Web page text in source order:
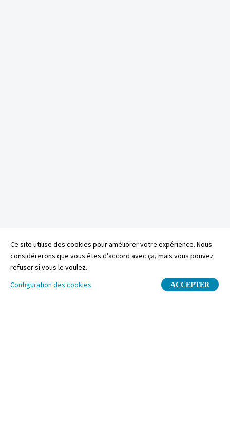
Ce site utilise des cookies pour améliorer votre expérience. Nous
considérerons que vous êtes d’accord avec ça, mais vous pouvez
refuser si vous le voulez.
Configuration des cookies
ACCEPTER